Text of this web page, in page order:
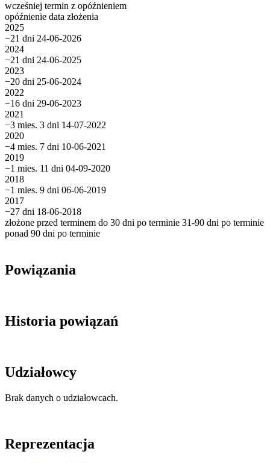
wcześniej termin z opóźnieniem
opóźnienie data złożenia
2025
−21 dni 24-06-2026
2024
−21 dni 24-06-2025
2023
−20 dni 25-06-2024
2022
−16 dni 29-06-2023
2021
−3 mies. 3 dni 14-07-2022
2020
−4 mies. 7 dni 10-06-2021
2019
−1 mies. 11 dni 04-09-2020
2018
−1 mies. 9 dni 06-06-2019
2017
−27 dni 18-06-2018
złożone przed terminem do 30 dni po terminie 31-90 dni po terminie
ponad 90 dni po terminie
Powiązania
Historia powiązań
Udziałowcy
Brak danych o udziałowcach.
Reprezentacja